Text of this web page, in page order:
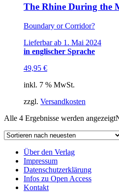
The Rhine During the
Boundary or Corridor?
Lieferbar ab 1. Mai 2024
in englischer Sprache
49,95 €
inkl. 7 % MwSt.
zzgl. Versandkosten
Alle 4 Ergebnisse werden angezeigt
Über den Verlag
Impressum
Datenschutzerklärung
Infos zu Open Access
Kontakt